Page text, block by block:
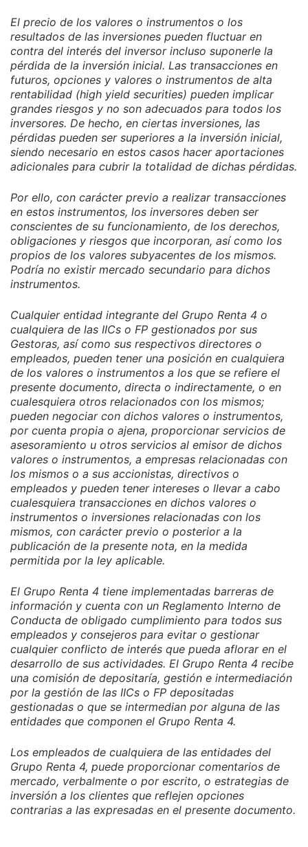
El precio de los valores o instrumentos o los
resultados de las inversiones pueden fluctuar en
contra del interés del inversor incluso suponerle la
pérdida de la inversión inicial. Las transacciones en
futuros, opciones y valores o instrumentos de alta
rentabilidad (high yield securities) pueden implicar
grandes riesgos y no son adecuados para todos los
inversores. De hecho, en ciertas inversiones, las
pérdidas pueden ser superiores a la inversión inicial,
siendo necesario en estos casos hacer aportaciones
adicionales para cubrir la totalidad de dichas pérdidas.
Por ello, con carácter previo a realizar transacciones
en estos instrumentos, los inversores deben ser
conscientes de su funcionamiento, de los derechos,
obligaciones y riesgos que incorporan, así como los
propios de los valores subyacentes de los mismos.
Podría no existir mercado secundario para dichos
instrumentos.
Cualquier entidad integrante del Grupo Renta 4 o
cualquiera de las IICs o FP gestionados por sus
Gestoras, así como sus respectivos directores o
empleados, pueden tener una posición en cualquiera
de los valores o instrumentos a los que se refiere el
presente documento, directa o indirectamente, o en
cualesquiera otros relacionados con los mismos;
pueden negociar con dichos valores o instrumentos,
por cuenta propia o ajena, proporcionar servicios de
asesoramiento u otros servicios al emisor de dichos
valores o instrumentos, a empresas relacionadas con
los mismos o a sus accionistas, directivos o
empleados y pueden tener intereses o llevar a cabo
cualesquiera transacciones en dichos valores o
instrumentos o inversiones relacionadas con los
mismos, con carácter previo o posterior a la
publicación de la presente nota, en la medida
permitida por la ley aplicable.
El Grupo Renta 4 tiene implementadas barreras de
información y cuenta con un Reglamento Interno de
Conducta de obligado cumplimiento para todos sus
empleados y consejeros para evitar o gestionar
cualquier conflicto de interés que pueda aflorar en el
desarrollo de sus actividades. El Grupo Renta 4 recibe
una comisión de depositaría, gestión e intermediación
por la gestión de las IICs o FP depositadas
gestionadas o que se intermedian por alguna de las
entidades que componen el Grupo Renta 4.
Los empleados de cualquiera de las entidades del
Grupo Renta 4, puede proporcionar comentarios de
mercado, verbalmente o por escrito, o estrategias de
inversión a los clientes que reflejen opciones
contrarias a las expresadas en el presente documento.